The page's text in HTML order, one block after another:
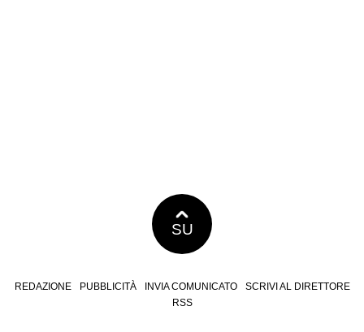
SU
REDAZIONE PUBBLICITÀ INVIA COMUNICATO
SCRIVI AL DIRETTORE
RSS